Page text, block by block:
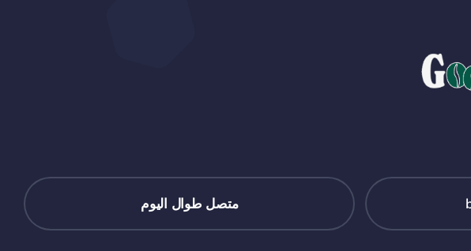
متصل طوال اليوم